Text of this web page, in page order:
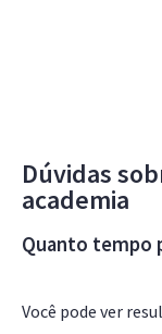
Dúvidas
academia
Quanto tempo
Você pode ver